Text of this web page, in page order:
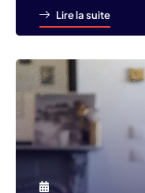
Lire la suite